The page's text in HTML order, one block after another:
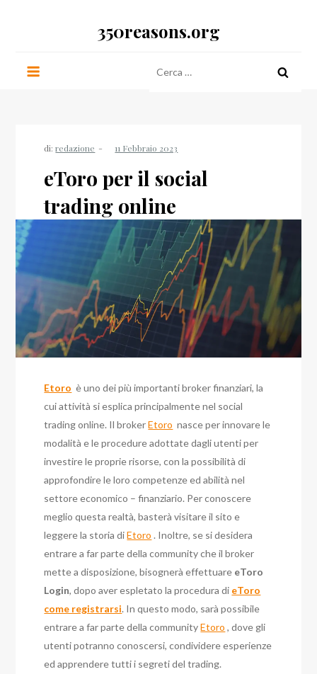
350reasons.org
per:
di:redazione
eToro per il social
trading online
Etoro è uno dei più importanti broker finanziari, la
cui attività si esplica principalmente nel social
trading online. Il brokerEtoro nasce per innovare le
modalità e le procedure adottate dagli utenti per
investire le proprie risorse, con la possibilità di
approfondire le loro competenze ed abilità nel
settore economico – finanziario. Per conoscere
meglio questa realtà, basterà visitare il sito e
leggere la storia diEtoro . Inoltre, se si desidera
entrare a far parte della community che il broker
mette a disposizione, bisognerà effettuare eToro
Login, dopo aver espletato la procedura di eToro
come registrarsi. In questo modo, sarà possibile
entrare a far parte della communityEtoro , dove gli
utenti potranno conoscersi, condividere esperienze
ed apprendere tutti i segreti del trading.